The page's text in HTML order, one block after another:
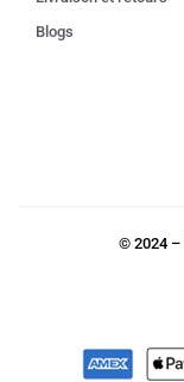
Blogs
© 2024 –